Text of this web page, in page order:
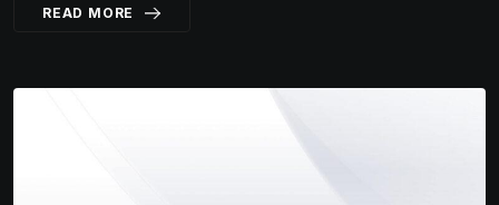
READ MORE